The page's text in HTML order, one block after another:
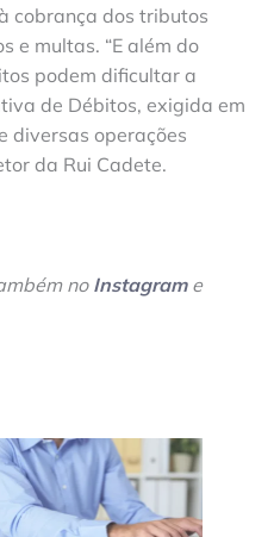
cobrança dos tributos
e multas. “E além do
podem dificultar a
de Débitos, exigida em
diversas operações
da Rui Cadete.
no Instagrame